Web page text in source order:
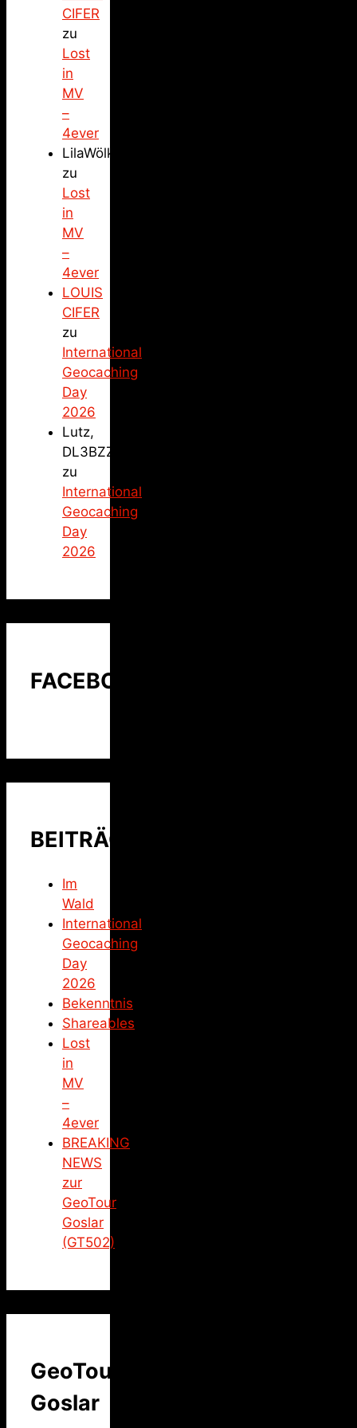
CIFER
zu
Lost
in
MV
–
4ever
LilaWölkchen
zu
Lost
in
MV
–
4ever
LOUIS
CIFER
zu
International
Geocaching
Day
2026
Lutz,
DL3BZZ
zu
International
Geocaching
Day
2026
FACEBOOK
BEITRÄGE
Im
Wald
International
Geocaching
Day
2026
Bekenntnis
Shareables
Lost
in
MV
–
4ever
BREAKING
NEWS
zur
GeoTour
Goslar
(GT502)
GeoTour
Goslar